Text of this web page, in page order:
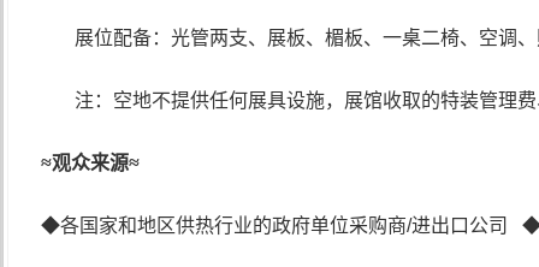
展位配备：光管两支、展板、楣板、一桌二椅、空调
注：空地不提供任何展具设施，展馆收取的特装管理
≈观众来源≈
◆各国家和地区供热行业的政府单位采购商/进出口公司 ◆